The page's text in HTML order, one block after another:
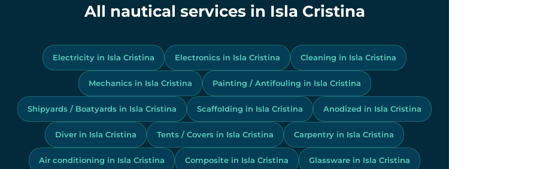
All nautical services in Isla Cristina
Electricity in Isla Cristina Electronics in Isla Cristina Cleaning in Isla Cristina
Mechanics in Isla Cristina Painting / Antifouling in Isla Cristina
Shipyards / Boatyards in Isla Cristina Scaffolding in Isla Cristina Anodized in Isla Cristina
Diver in Isla Cristina Tents / Covers in Isla Cristina Carpentry in Isla Cristina
Air conditioning in Isla Cristina Composite in Isla Cristina Glassware in Isla Cristina